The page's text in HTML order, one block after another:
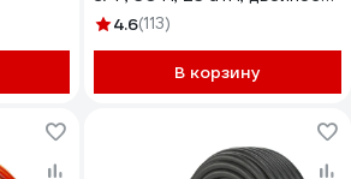
армирование 429009-3/4-
4.6(113)
В корзину